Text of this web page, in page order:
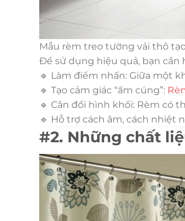
Mẫu rèm treo tường vải thô
Để sử dụng hiệu quả, bạn
🔹 Làm điểm nhấn: Giữa một
🔹 Tạo cảm giác “ấm cúng”:
🔹 Cân đối hình khối: Rèm có
🔹 Hỗ trợ cách âm, cách nhiệt
#2. Những chất